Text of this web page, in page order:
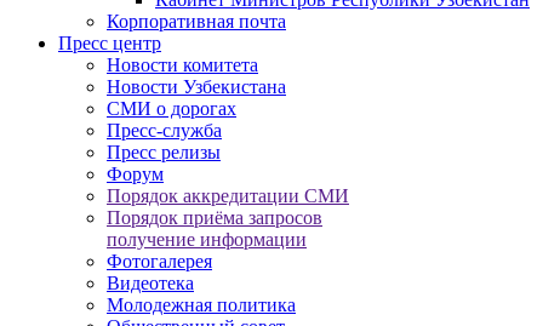
Корпоративная почта
Пресс центр
Новости комитета
Новости Узбекистана
СМИ о дорогах
Пресс-служба
Пресс релизы
Форум
Порядок аккредитации СМИ
Порядок приёма запросов
получение информации
Фотогалерея
Видеотека
Молодежная политика